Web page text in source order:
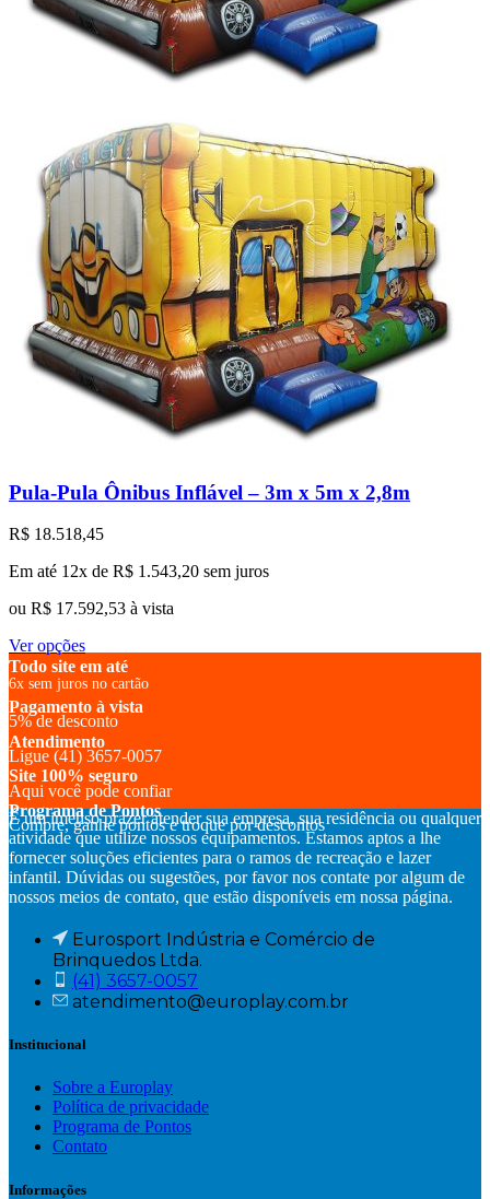
Pula-Pula Ônibus Inflável – 3m x 5m x 2,8m
R$ 18.518,45
Em até 12x de R$ 1.543,20 sem juros
ou R$ 17.592,53 à vista
Ver opçõesEste
produto
tem
várias
variantes.
As
opções
podem
ser
escolhidas
na
página
do
produto
Todo site em até
6x sem juros no cartão
Pagamento à vista
5% de desconto
Atendimento
Ligue (41) 3657-0057
Site 100% seguro
Aqui você pode confiar
Programa de Pontos
Compre, ganhe pontos e troque por descontos
É um imenso prazer atender sua empresa, sua residência ou qualquer
atividade que utilize nossos equipamentos. Estamos aptos a lhe
fornecer soluções eficientes para o ramos de recreação e lazer
infantil. Dúvidas ou sugestões, por favor nos contate por algum de
nossos meios de contato, que estão disponíveis em nossa página.
Eurosport Indústria e Comércio de
Brinquedos Ltda.
(41) 3657-0057
atendimento@europlay.com.br
Institucional
Sobre a Europlay
Política de privacidade
Programa de Pontos
Contato
Informações